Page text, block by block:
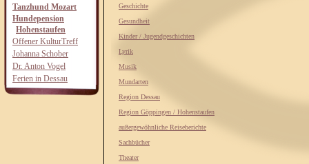
Tanzhund Mozart
Hundepension
Hohenstaufen
Offener KulturTreff
Johanna Schober
Dr. Anton Vogel
Ferien in Dessau
Geschichte
Gesundheit
Kinder / Jugendgeschichten
Lyrik
Musik
Mundarten
Region Dessau
Region Göppingen / Hohenstaufen
außergewöhnliche Reiseberichte
Sachbücher
Theater